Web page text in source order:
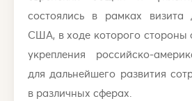
состоялись в рамках
США, в ходе которого стороны
укрепления российско-
для дальнейшего развития
в различных сферах.